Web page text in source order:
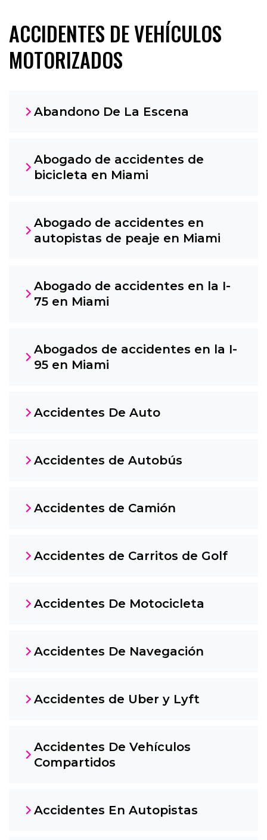
ACCIDENTES DE VEHÍCULOS
MOTORIZADOS
Abandono De La Escena
Abogado de accidentes de
bicicleta en Miami
Abogado de accidentes en
autopistas de peaje en Miami
Abogado de accidentes en la I-
75 en Miami
Abogados de accidentes en la I-
95 en Miami
Accidentes De Auto
Accidentes de Autobús
Accidentes de Camión
Accidentes de Carritos de Golf
Accidentes De Motocicleta
Accidentes De Navegación
Accidentes de Uber y Lyft
Accidentes De Vehículos
Compartidos
Accidentes En Autopistas